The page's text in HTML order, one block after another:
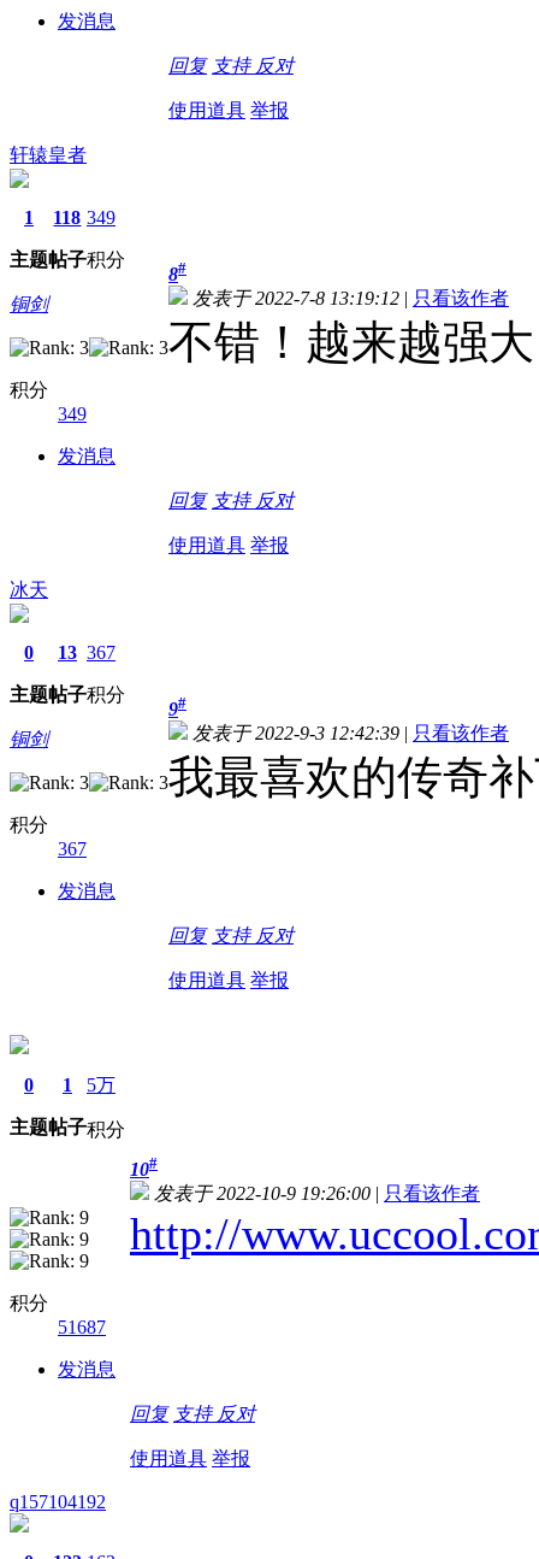
发消息
回复 支持 反对
使用道具 举报
轩辕皇者
1
主题
118
帖子
349
积分
铜剑
积分
349
发消息
8#
发表于 2022-7-8 13:19:12 | 只看该作者
不错！越来越强大
回复 支持 反对
使用道具 举报
冰天
0
主题
13
帖子
367
积分
铜剑
积分
367
发消息
9#
发表于 2022-9-3 12:42:39 | 只看该作者
我最喜欢的传奇
回复 支持 反对
使用道具 举报
0
主题
1
帖子
5万
积分
积分
51687
发消息
10#
发表于 2022-10-9 19:26:00 | 只看该作者
http://
回复 支持 反对
使用道具 举报
q157104192